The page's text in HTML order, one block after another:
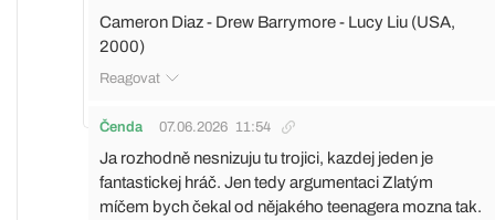
Cameron Diaz - Drew Barrymore - Lucy Liu (USA,
2000)
Reagovat
Čenda 07.06.2026 11:54
Ja rozhodně nesnizuju tu trojici, kazdej jeden je
fantastickej hráč. Jen tedy argumentaci Zlatým
míčem bych čekal od nějakého teenagera mozna tak.